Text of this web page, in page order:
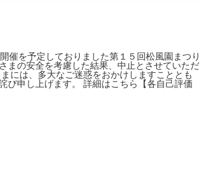
催を予定しておりました第１５回松風園まつり
まの安全を考慮した結果、中止とさせていただ
には、多大なご迷惑をおかけしますこととも
び申し上げます。 詳細はこちら 【各自己評価